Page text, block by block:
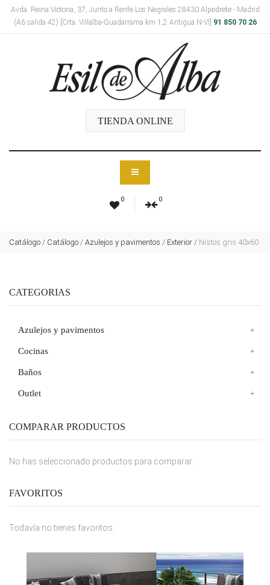
Avda. Reina Victoria, 37, Junto a Renfe Los Negrales 28430 Alpedrete - Madrid
(A6 salida 42) [Crta. Villalba-Guadarrama km 1,2 Antigua N-VI]
91 850 70 26
TIENDA ONLINE
0 0
Catálogo / Catálogo / Azulejos y pavimentos / Exterior / Nistos gris 40x60
CATEGORIAS
Azulejos y pavimentos
Cocinas
Baños
Outlet
COMPARAR PRODUCTOS
No has seleccionado productos para comparar.
FAVORITOS
Todavía no tienes favoritos.